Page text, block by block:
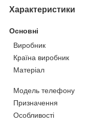
Характеристики
Основні
Виробник
Країна виробник
Матеріал
Модель телефону
Призначення
Особливості